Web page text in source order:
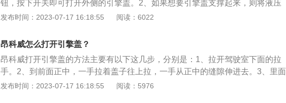
钮，按下开关即可打开外侧的引擎盖。2、如果想要引擎盖支撑起来，则将液压
缸放入引擎盖的槽内。3、将引擎盖的液压缸拿下来，手动按压关闭即可。扩展
盖。待无蒸汽、烟雾或冷却液逸出发动机舱，并待发动机冷却后方可打开舱盖。
2、关闭舱盖后应检查一下舱盖是否正确关好，关好后的舱盖应与邻接车身齐
平。3、为了避免损坏发动机舱盖和车窗玻璃刮水器摆臂，只能在车窗玻璃刮水
器已折叠的情况下打开发动机舱盖。
发布时间：2023-07-17 16:18:55 阅读：6022
昂科威怎么打开引擎盖？
昂科威打开引擎盖的方法主要有以下这几步，分别是：1、拉开驾驶室下面的拉
手。2、到前面正中，一手拉着盖子往上拉，一手从正中的缝隙伸进去。3、里面
有一个扳手，用力往右拉，就可以把引擎盖打开。4、若想要关闭发动机盖，只
发布时间：2023-07-17 16:18:55 阅读：5976